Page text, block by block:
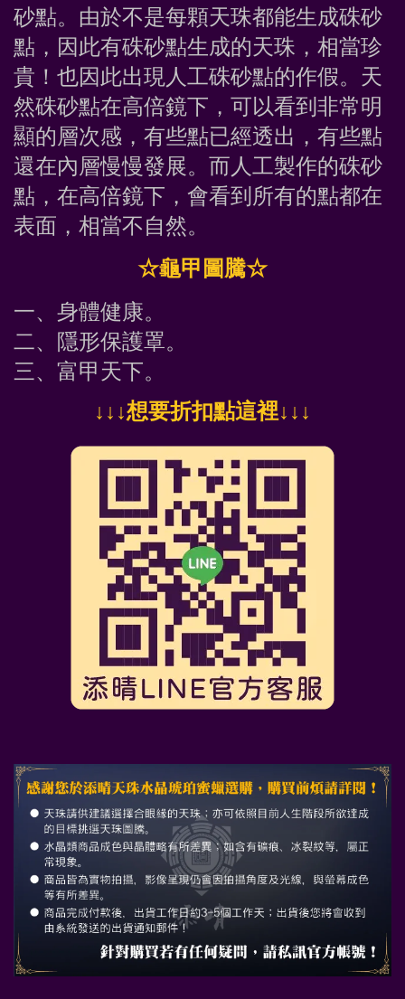
砂點。由於不是每顆天珠都能生成硃砂
點，因此有硃砂點生成的天珠，相當珍
貴！也因此出現人工硃砂點的作假。天
然硃砂點在高倍鏡下，可以看到非常明
顯的層次感，有些點已經透出，有些點
還在內層慢慢發展。而人工製作的硃砂
點，在高倍鏡下，會看到所有的點都在
表面，相當不自然。
☆龜甲圖騰☆
一、身體健康。
二、隱形保護罩。
三、富甲天下。
↓ ↓↓想要折扣點這裡↓↓↓